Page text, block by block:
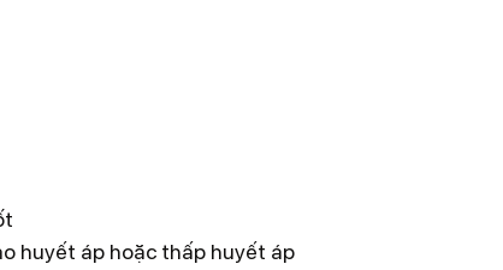
huyết áp hoặc thấp huyết áp